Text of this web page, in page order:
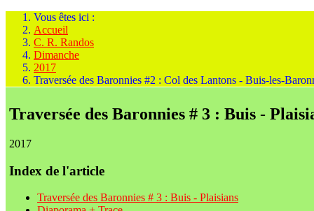
Vous êtes ici :
Accueil
C. R. Randos
Dimanche
2017
Traversée des Baronnies #2 : Col des Lantons - Buis-les-
Traversée des Baronnies # 3 : Buis -
2017
Index de l'article
Traversée des Baronnies # 3 : Buis - Plaisians